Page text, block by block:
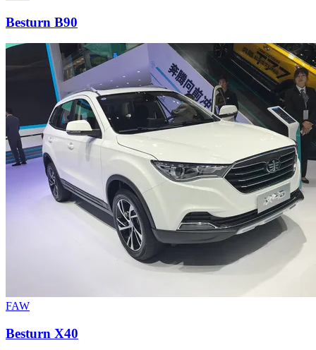
Besturn B90
FAW
Besturn X40